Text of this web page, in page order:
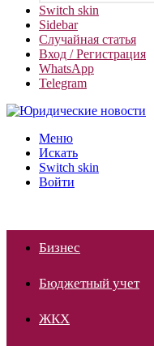
Switch skin
Sidebar
Случайная статья
Вход / Регистрация
WhatsApp
Telegram
Меню
Искать
Switch skin
Войти
Бизнес
Бюджетный учет
ЖКХ